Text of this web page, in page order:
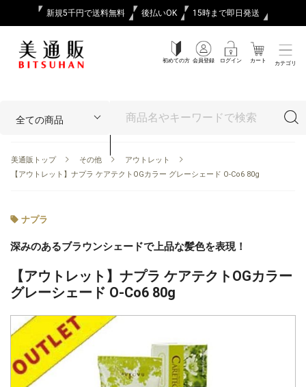
新規5千円で送料無料 後払いOK 15時まで即日発送
初めての方 会員登録 ログイン カート カテゴリ
美通販トップ その他
アウトレット
【アウトレット】ナプラ ケアテクトOGカラー グレーシェード O-Co6 80g
ナプラ
深みのあるブラウンシェードで上品な髪色を表現！
【アウトレット】ナプラ ケアテクトOGカラー
グレーシェード O-Co6 80g